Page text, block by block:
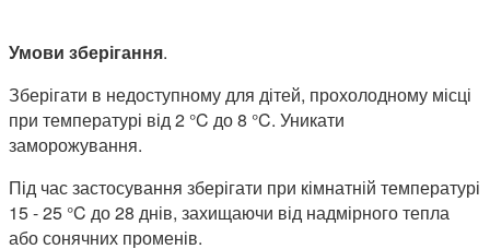
Умови зберігання.
Зберігати в недоступному для дітей, прохолодному місці
при температурі від 2 °C до 8 °C. Уникати
заморожування.
Під час застосування зберігати при кімнатній температурі
15 - 25 °C до 28 днів, захищаючи від надмірного тепла
або сонячних променів.